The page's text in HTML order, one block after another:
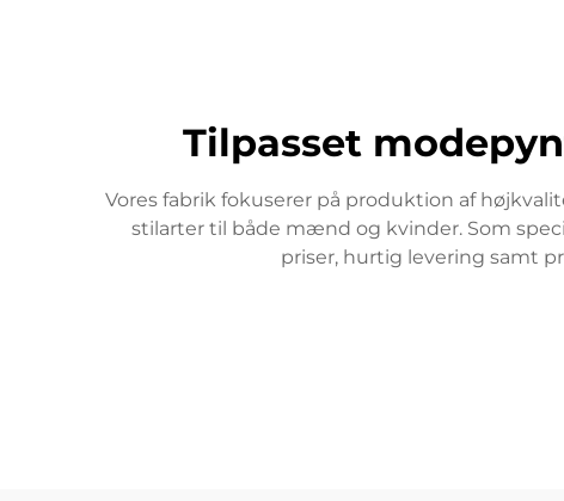
Tilpasset
Vores fabrik fokuserer på produktion af
stilarter til både mænd og kvinder. Som
priser, hurtig levering samt